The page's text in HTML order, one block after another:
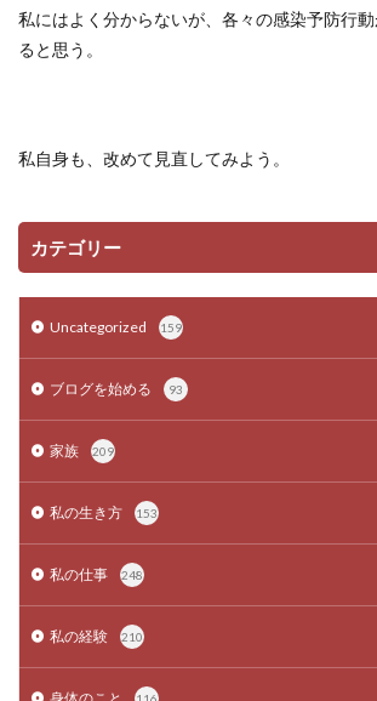
私にはよく分からないが、各々の感染予防行動
ると思う。
私自身も、改めて見直してみよう。
カテゴリー
Uncategorized 159
ブログを始める 93
家族 209
私の生き方 153
私の仕事 248
私の経験 210